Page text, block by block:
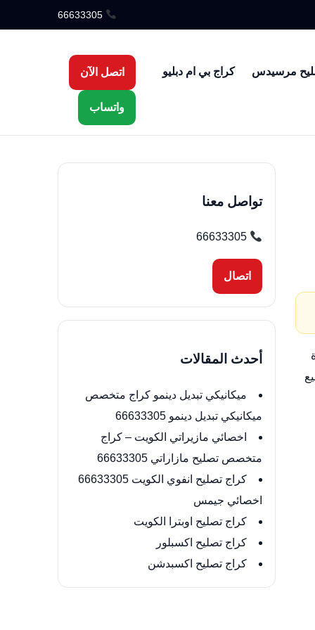
66633305
مرسيدس كراج بي ام دبليو اتصل الآن
واتساب
تواصل معنا
66633305
اتصال
أحدث المقالات
ميكانيكي تبديل دينمو كراج متخصص
ميكانيكي تبديل دينمو 66633305
اخصائي مازيراتي الكويت – كراج
متخصص تصليح مازاراتي 66633305
كراج تصليح انفوي الكويت 66633305
اخصائي جيمس
كراج تصليح اوبترا الكويت
كراج تصليح اكسبلور
كراج تصليح اكسبدشن